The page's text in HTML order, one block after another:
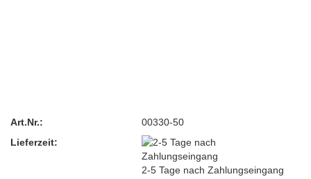
Art.Nr.:
00330-50
Lieferzeit:
2-5 Tage nach Zahlungseingang